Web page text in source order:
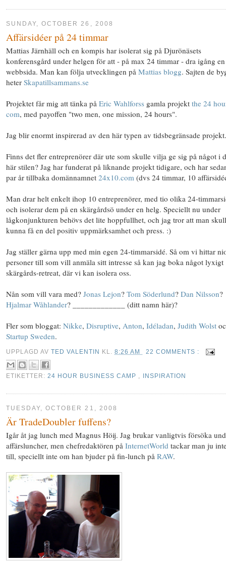
SUNDAY, OCTOBER 26, 2008
Affärsidéer på 24 timmar
Mattias Järnhäll och en kompis har isolerat sig på Djurönäsets
konferensgård under helgen för att - på max 24 timmar - dra igång
webbsida. Man kan följa utvecklingen på Mattias blogg. Sajten de
heter Skapatillsammans.se
Projektet får mig att tänka på Eric Wahlforss gamla projekt the 24
com, med payoffen "two men, one mission, 24 hours".
Jag blir enormt inspirerad av den här typen av tidsbegränsade projekt.
Finns det fler entreprenörer där ute som skulle vilja ge sig på något i
här stilen? Jag har funderat på liknande projekt tidigare, och har
par år tillbaka domännamnet 24x10.com (dvs 24 timmar, 10
Man drar helt enkelt ihop 10 entreprenörer, med tio olika 24-
och isolerar dem på en skärgårdsö under en helg. Speciellt nu under
lågkonjunkturen behövs det lite hoppfullhet, och jag tror att man
kunna få en del positiv uppmärksamhet och press. :)
Jag ställer gärna upp med min egen 24-timmarsidé. Så om vi hittar
personer till som vill anmäla sitt intresse så kan jag boka något lyxigt
skärgårds-retreat, där vi kan isolera oss.
Nån som vill vara med? Jonas Lejon? Tom Söderlund? Dan Nilsson?
Hjalmar Wåhlander? _____________ (ditt namn här)?
Fler som bloggat: Nikke, Disruptive, Anton, Idéladan, Judith Wolst
Startup Sweden.
UPPLAGD AVTED VALENTIN KL.8:26 AM 22 COMMENTS :
ETIKETTER:24 HOUR BUSINESS CAMP , INSPIRATION
TUESDAY, OCTOBER 21, 2008
Är TradeDoubler fuffens?
Igår åt jag lunch med Magnus Höij. Jag brukar vanligtvis försöka
affärsluncher, men chefredaktören på InternetWorld tackar man ju
till, speciellt inte om han bjuder på fin-lunch på RAW.